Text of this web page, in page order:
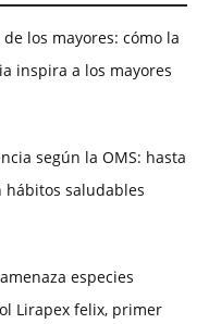
los mayores: cómo la
inspira a los mayores
según la OMS: hasta
hábitos saludables
especies
Lirapex felix, primer